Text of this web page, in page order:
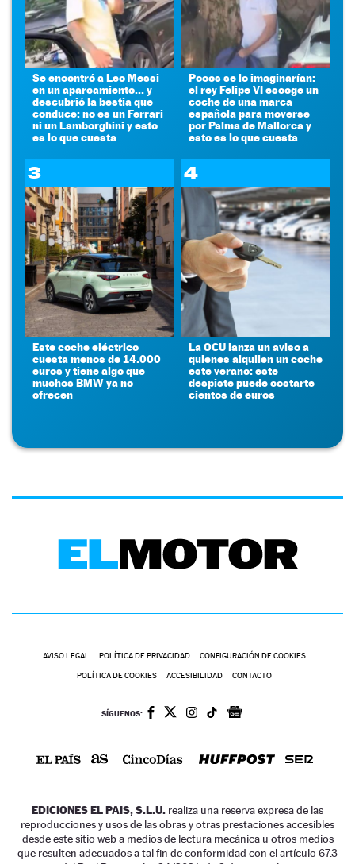
Se encontró a Leo Messi
en un aparcamiento... y
descubrió la bestia que
conduce: no es un Ferrari
ni un Lamborghini y esto
es lo que cuesta
Pocos se lo imaginarían:
el rey Felipe VI escoge un
coche de una marca
española para moverse
por Palma de Mallorca y
esto es lo que cuesta
3
Este coche eléctrico
cuesta menos de 14.000
euros y tiene algo que
muchos BMW ya no
ofrecen
4
La OCU lanza un aviso a
quienes alquilen un coche
este verano: este
despiste puede costarte
cientos de euros
AVISO LEGAL POLÍTICA DE PRIVACIDAD CONFIGURACIÓN DE COOKIES
POLÍTICA DE COOKIES ACCESIBILIDAD CONTACTO
SÍGUENOS:
EDICIONES EL PAIS, S.L.U. realiza una reserva expresa de las
reproducciones y usos de las obras y otras prestaciones accesibles
desde este sitio web a medios de lectura mecánica u otros medios
que resulten adecuados a tal fin de conformidad con el artículo 67.3